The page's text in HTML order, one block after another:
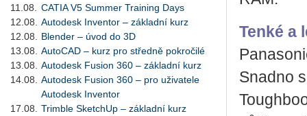
11.08.
CATIA V5 Summer Training Days
12.08.
Autodesk Inventor – základní kurz
12.08.
Blender – úvod do 3D
13.08.
AutoCAD – kurz pro středně pokročilé
13.08.
Autodesk Fusion 360 – základní kurz
14.08.
Autodesk Fusion 360 – pro uživatele
Autodesk Inventor
17.08.
Trimble SketchUp – základní kurz
Tenké a
Snadno